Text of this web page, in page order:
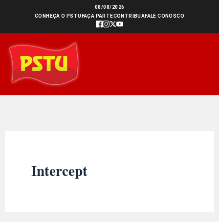
conteúdo
08/08/2026
CONHEÇA O PSTU FAÇA PARTECONTRIBUAFALE CONOSCO
Intercept